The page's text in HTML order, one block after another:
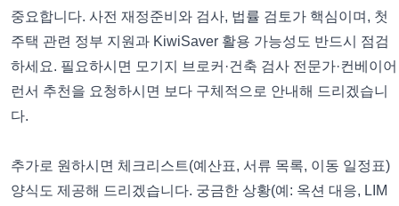
중요합니다. 사전 재정준비와 검사, 법률 검토가 핵심이며, 첫
주택 관련 정부 지원과 KiwiSaver 활용 가능성도 반드시 점검
하세요. 필요하시면 모기지 브로커·건축 검사 전문가·컨베이어
런서 추천을 요청하시면 보다 구체적으로 안내해 드리겠습니
다.
추가로 원하시면 체크리스트(예산표, 서류 목록, 이동 일정표)
양식도 제공해 드리겠습니다. 궁금한 상황(예: 옥션 대응, LIM